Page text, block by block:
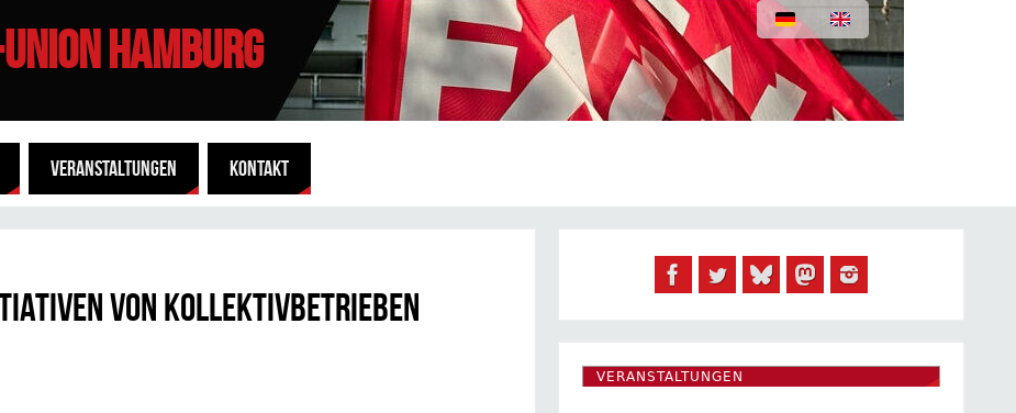
HAMBURG
VERANSTALTUNGEN KONTAKT
von Kollektivbetrieben
VERANSTALTUNGEN